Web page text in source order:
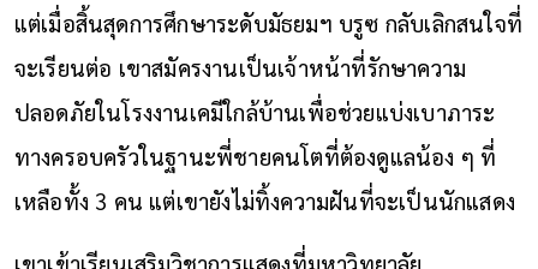
แต่เมื่อสิ้นสุดการศึกษาระดับมัธยมฯ บรูซ กลับเลิกสนใจที่
จะเรียนต่อ เขาสมัครงานเป็นเจ้าหน้าที่รักษาความ
ปลอดภัยในโรงงานเคมีใกล้บ้านเพื่อช่วยแบ่งเบาภาระ
ทางครอบครัวในฐานะพี่ชายคนโตที่ต้องดูแลน้อง ๆ ที่
เหลือทั้ง 3 คน แต่เขายังไม่ทิ้งความฝันที่จะเป็นนักแสดง
เขาเข้าเรียนเสริมวิชาการแสดงที่มหาวิทยาลัย